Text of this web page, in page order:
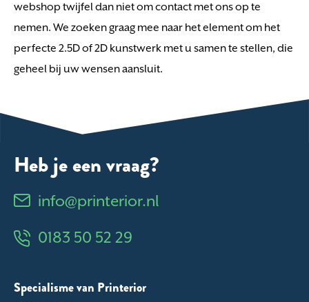
webshop twijfel dan niet om contact met ons op te
nemen. We zoeken graag mee naar het element om het
perfecte 2.5D of 2D kunstwerk met u samen te stellen, die
geheel bij uw wensen aansluit.
Heb je een vraag?
info@printerior.nl
0183 50 52 29
Specialisme van Printerior